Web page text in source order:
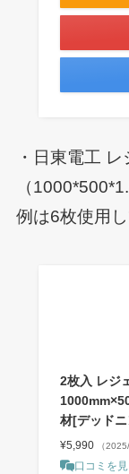
・日東電工
（
例は6枚使用し
2枚入 レジ
材[デッド
¥5,990 （
口コミを